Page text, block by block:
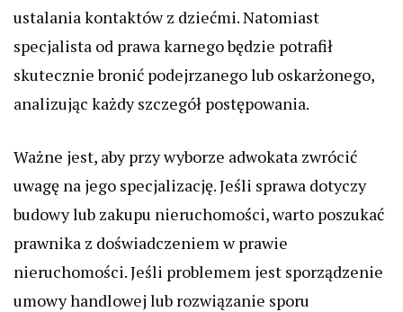
ustalania kontaktów z dziećmi. Natomiast
specjalista od prawa karnego będzie potrafił
skutecznie bronić podejrzanego lub oskarżonego,
analizując każdy szczegół postępowania.
Ważne jest, aby przy wyborze adwokata zwrócić
uwagę na jego specjalizację. Jeśli sprawa dotyczy
budowy lub zakupu nieruchomości, warto poszukać
prawnika z doświadczeniem w prawie
nieruchomości. Jeśli problemem jest sporządzenie
umowy handlowej lub rozwiązanie sporu